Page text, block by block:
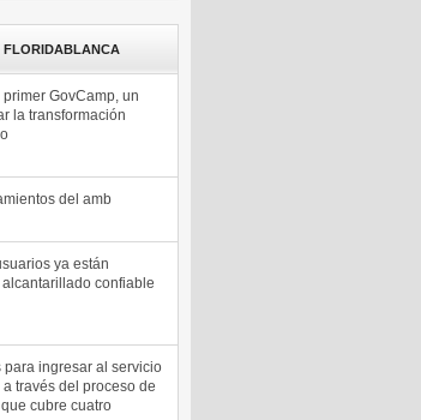
FLORIDABLANCA
GovCamp, un
la transformación
del amb
ya están
confiable
para ingresar al servicio
través del proceso de
cubre cuatro